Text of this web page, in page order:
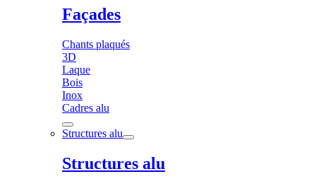
Façades
Chants plaqués
3D
Laque
Bois
Inox
Cadres alu
Structures alu
Structures alu